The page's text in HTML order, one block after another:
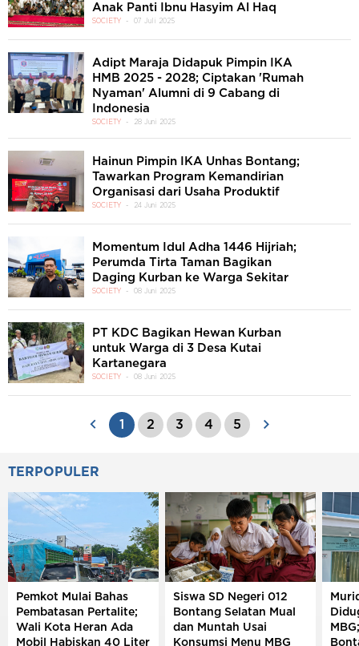
Anak Panti Ibnu Hasyim Al Haq
SOCIETY 07 Juli 2025
Adipt Maraja Didapuk Pimpin IKA
HMB 2025 - 2028; Ciptakan 'Rumah
Nyaman' Alumni di 9 Cabang di
Indonesia
SOCIETY 28 Juni 2025
Hainun Pimpin IKA Unhas Bontang;
Tawarkan Program Kemandirian
Organisasi dari Usaha Produktif
SOCIETY 24 Juni 2025
Momentum Idul Adha 1446 Hijriah;
Perumda Tirta Taman Bagikan
Daging Kurban ke Warga Sekitar
SOCIETY 08 Juni 2025
PT KDC Bagikan Hewan Kurban
untuk Warga di 3 Desa Kutai
Kartanegara
SOCIETY 08 Juni 2025
1 2 3 4 5
TERPOPULER
Pemkot Mulai Bahas
Pembatasan Pertalite;
Wali Kota Heran Ada
Mobil Habiskan 40 Liter
Siswa SD Negeri 012
Bontang Selatan Mual
dan Muntah Usai
Konsumsi Menu MBG